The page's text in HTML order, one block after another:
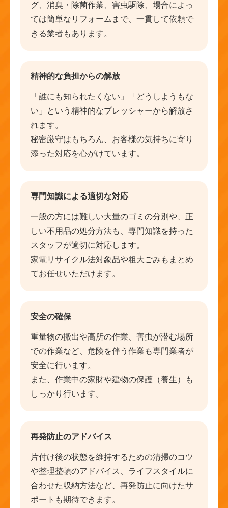
グ、消臭・除菌作業、害虫駆除、場合によっ
ては簡単なリフォームまで、一貫して依頼で
きる業者もあります。
精神的な負担からの解放
「誰にも知られたくない」「どうしようもな
い」という精神的なプレッシャーから解放さ
れます。
秘密厳守はもちろん、お客様の気持ちに寄り
添った対応を心がけています。
専門知識による適切な対応
一般の方には難しい大量のゴミの分別や、正
しい不用品の処分方法も、専門知識を持った
スタッフが適切に対応します。
家電リサイクル法対象品や粗大ごみもまとめ
てお任せいただけます。
安全の確保
重量物の搬出や高所の作業、害虫が潜む場所
での作業など、危険を伴う作業も専門業者が
安全に行います。
また、作業中の家財や建物の保護（養生）も
しっかり行います。
再発防止のアドバイス
片付け後の状態を維持するための清掃のコツ
や整理整頓のアドバイス、ライフスタイルに
合わせた収納方法など、再発防止に向けたサ
ポートも期待できます。